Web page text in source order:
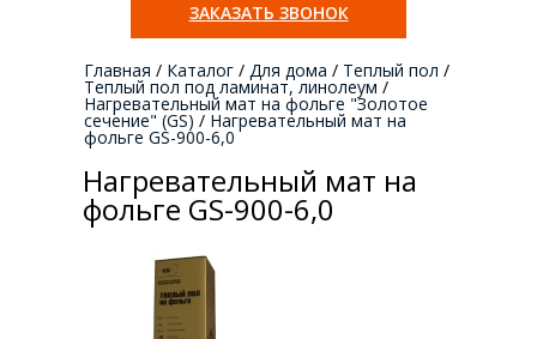
ЗАКАЗАТЬ ЗВОНОК
Главная / Каталог / Для дома / Теплый пол /
Теплый пол под ламинат, линолеум /
Нагревательный мат на фольге "Золотое
сечение" (GS) / Нагревательный мат на
фольге GS-900-6,0
Нагревательный мат на
фольге GS-900-6,0